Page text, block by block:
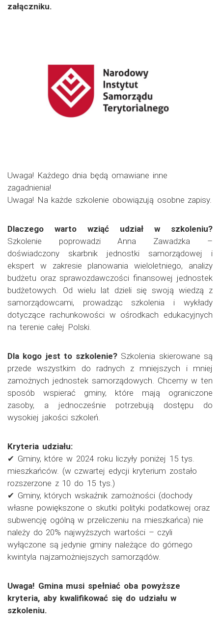
załączniku.
Uwaga! Każdego dnia będą omawiane inne
zagadnienia!
Uwaga! Na każde szkolenie obowiązują osobne zapisy.
Dlaczego warto wziąć udział w szkoleniu?
Szkolenie poprowadzi Anna Zawadzka –
doświadczony skarbnik jednostki samorządowej i
ekspert w zakresie planowania wieloletniego, analizy
budżetu oraz sprawozdawczości finansowej jednostek
budżetowych. Od wielu lat dzieli się swoją wiedzą z
samorządowcami, prowadząc szkolenia i wykłady
dotyczące rachunkowości w ośrodkach edukacyjnych
na terenie całej Polski.
Dla kogo jest to szkolenie? Szkolenia skierowane są
przede wszystkim do radnych z mniejszych i mniej
zamożnych jednostek samorządowych. Chcemy w ten
sposób wspierać gminy, które mają ograniczone
zasoby, a jednocześnie potrzebują dostępu do
wysokiej jakości szkoleń.
Kryteria udziału:
✔ Gminy, które w 2024 roku liczyły poniżej 15 tys.
mieszkańców. (w czwartej edycji kryterium zostało
rozszerzone z 10 do 15 tys.)
✔ Gminy, których wskaźnik zamożności (dochody
własne powiększone o skutki polityki podatkowej oraz
subwencję ogólną w przeliczeniu na mieszkańca) nie
należy do 20% najwyższych wartości – czyli
wyłączone są jedynie gminy należące do górnego
kwintyla najzamożniejszych samorządów.
Uwaga! Gmina musi spełniać oba powyższe
kryteria, aby kwalifikować się do udziału w
szkoleniu.